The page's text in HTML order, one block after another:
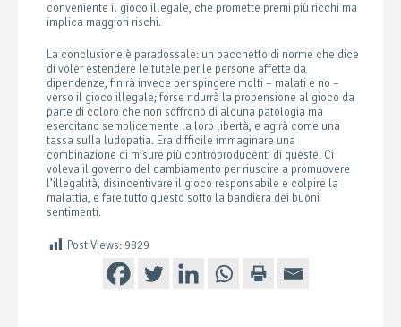
conveniente il gioco illegale, che promette premi più ricchi ma
implica maggiori rischi.
La conclusione è paradossale: un pacchetto di norme che dice
di voler estendere le tutele per le persone affette da
dipendenze, finirà invece per spingere molti – malati e no –
verso il gioco illegale; forse ridurrà la propensione al gioco da
parte di coloro che non soffrono di alcuna patologia ma
esercitano semplicemente la loro libertà; e agirà come una
tassa sulla ludopatia. Era difficile immaginare una
combinazione di misure più controproducenti di queste. Ci
voleva il governo del cambiamento per riuscire a promuovere
l’illegalità, disincentivare il gioco responsabile e colpire la
malattia, e fare tutto questo sotto la bandiera dei buoni
sentimenti.
Post Views: 9829